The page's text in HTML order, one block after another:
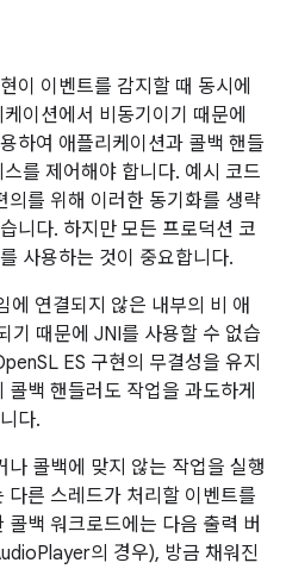
이 이벤트를 감지할 때 동시에
이션에서 비동기이기 때문에
하여 애플리케이션과 콜백 핸들
를 제어해야 합니다. 예시 코드
의를 위해 이러한 동기화를 생략
니다. 하지만 모든 프로덕션 코
사용하는 것이 중요합니다.
연결되지 않은 내부의 비 애
기 때문에 JNI를 사용할 수 없습
ES 구현의 무결성을 유지
백 핸들러도 작업을 과도하게
다.
콜백에 맞지 않는 작업을 실행
다른 스레드가 처리할 이벤트를
백 워크로드에는 다음 출력 버
의 경우), 방금 채워진